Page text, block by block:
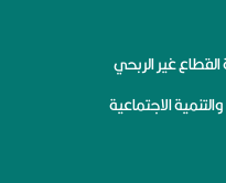
القطاع غير الربحي
الاجتماعية